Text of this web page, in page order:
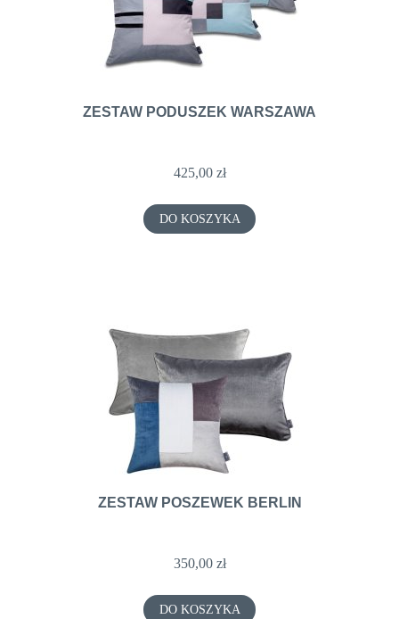
ZESTAW PODUSZEK WARSZAWA
425,00 zł
DO KOSZYKA
ZESTAW POSZEWEK BERLIN
350,00 zł
DO KOSZYKA